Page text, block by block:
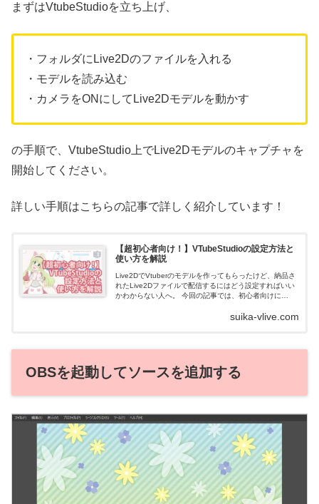
まずはVtubeStudioを立ち上げ、
・フォルダにLive2Dのファイルを入れる
・モデルを読み込む
・カメラをONにしてLive2Dモデルを動かす
の手順で、VtubeStudio上でLive2Dモデルのキャプチャを
開始してください。
詳しい手順はこちらの記事で詳しく紹介しています！
【超初心者向け！】VTubeStudioの設定方法と
使い方を解説
Live2DでVtuberのモデルを作ってもらったけど、納品さ
れたLive2Dファイルで配信するにはどう設定すればいい
かわからない人へ。 今回の記事では、初心者向けに
解説します！ なお、今回は「PC上での動作確認」（ノー
suika-vlive.com
OBSを起動してソースを追加する